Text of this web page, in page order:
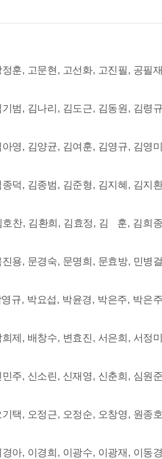
훈, 고문현, 고선화, 고진필, 공필
범, 김나리, 김도근, 김동원, 김령
영, 김양균, 김여훈, 김영규, 김영
덕, 김종범, 김준형, 김지혜, 김지
찬, 김환희, 김효정, 김 훈, 김희
용, 문경숙, 문명희, 문효방, 민병
규, 박요섭, 박윤경, 박은주, 박은
제, 배창수, 변효진, 서은희, 서정
주, 신소린, 신재영, 신춘희, 심원
택, 오정근, 오정순, 오창영, 원종
아, 이경희, 이광수, 이광재, 이동